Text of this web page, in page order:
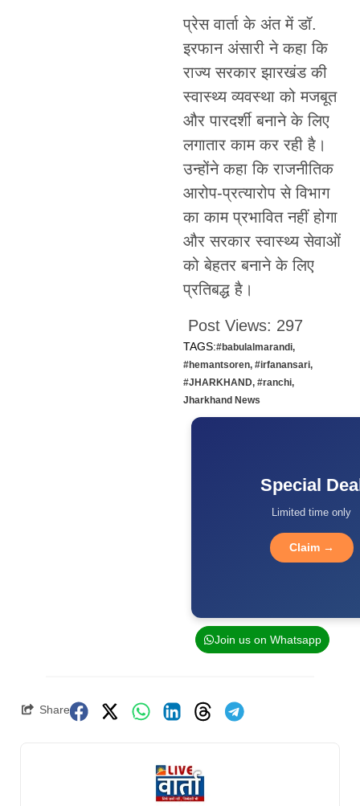
प्रेस वार्ता के अंत में डॉ.
इरफान अंसारी ने कहा कि
राज्य सरकार झारखंड की
स्वास्थ्य व्यवस्था को मजबूत
और पारदर्शी बनाने के लिए
लगातार काम कर रही है।
उन्होंने कहा कि राजनीतिक
आरोप-प्रत्यारोप से विभाग
का काम प्रभावित नहीं होगा
और सरकार स्वास्थ्य सेवाओं
को बेहतर बनाने के लिए
प्रतिबद्ध है।
Post Views: 297
TAGS:#babulalmarandi,
#hemantsoren, #irfanansari,
#JHARKHAND, #ranchi,
Jharkhand News
Special
Limited time only
Claim →
Join us on Whatsapp
Share